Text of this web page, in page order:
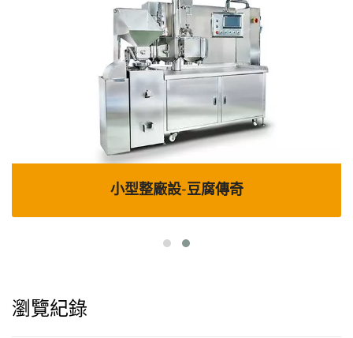
小型整廠設-豆腐傳奇
瀏覽紀錄